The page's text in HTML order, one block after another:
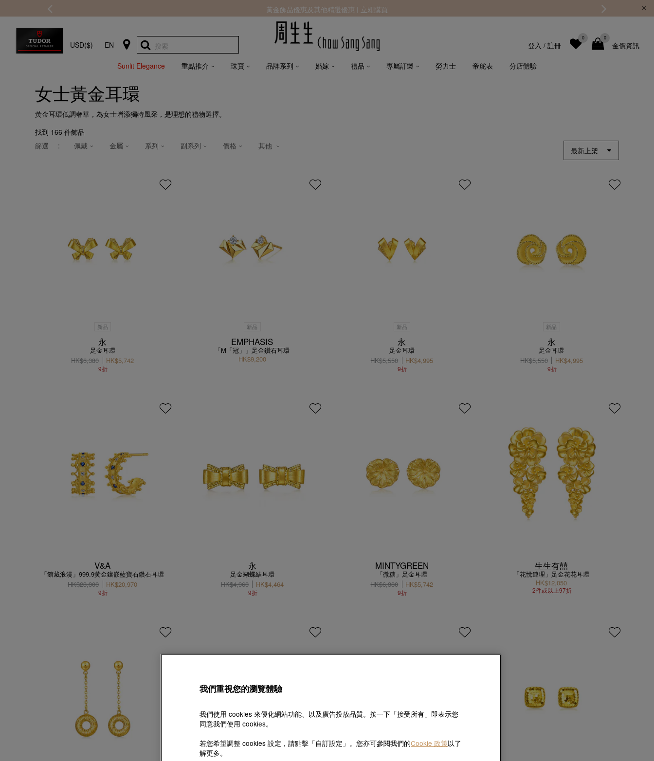
USD($) EN 搜索 金價資訊
0
0
登入 / 註冊
Sunlit Elegance 重點推介 珠寶 品牌系列 婚嫁 禮品 專屬訂製 勞力士 帝舵表 分店體驗
黃金飾品優惠及其他精選優惠 | 立即購買
女士黃金耳環
黃金耳環低調奢華，為女士增添獨特風采，是理想的禮物選擇。
找到 166 件飾品
篩選
: 佩戴 金屬 系列 副系列 價格 其他
新品
永
足金耳環
HK$6,380
HK$5,742
9折
新品
EMPHASIS
「M「冠」」足金鑽石耳環
HK$9,200
新品
永
足金耳環
HK$5,550
HK$4,995
9折
新品
永
足金耳環
HK$5,550
HK$4,995
9折
V&A
「館藏浪漫」999.9黃金鑲嵌藍寶石鑽石耳環
HK$23,300
HK$20,970
9折
永
足金蝴蝶結耳環
HK$4,960
HK$4,464
9折
MINTYGREEN
「微糖」足金耳環
HK$6,380
HK$5,742
9折
生生有囍
「花悅連理」足金花花耳環
HK$12,050
2件或以上97折
我們重視您的瀏覽體驗
我們使用 cookies 來優化網站功能、以及廣告投放品質。按一下「接受所有」即表示您
同意我們使用 cookies。
若您希望調整 cookies 設定，請點擊「自訂設定」。您亦可參閱我們的Cookie 政策以了
解更多。